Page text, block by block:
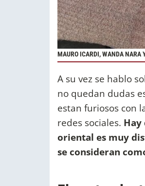
MAURO ICARDI, WANDA NARA
A su vez se hablo
no quedan dudas
estan furiosos con
redes sociales. Hay
oriental es muy
se consideran